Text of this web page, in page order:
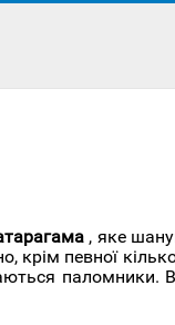
, яке
крім певної
паломники.